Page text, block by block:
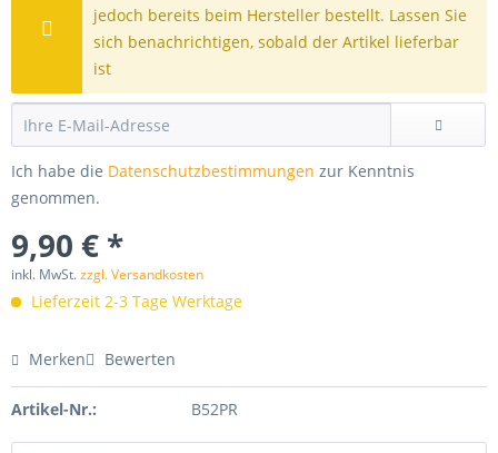
jedoch bereits beim Hersteller bestellt. Lassen Sie
sich benachrichtigen, sobald der Artikel lieferbar
ist
Ich habe die Datenschutzbestimmungen zur Kenntnis
genommen.
9,90 € *
inkl. MwSt.zzgl. Versandkosten
Lieferzeit 2-3 Tage Werktage
Merken Bewerten
Artikel-Nr.: B52PR